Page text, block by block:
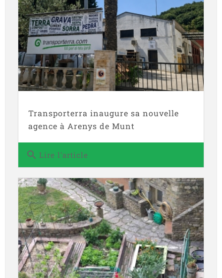
Transporterra inaugure sa nouvelle
agence à Arenys de Munt
search Lire l'article